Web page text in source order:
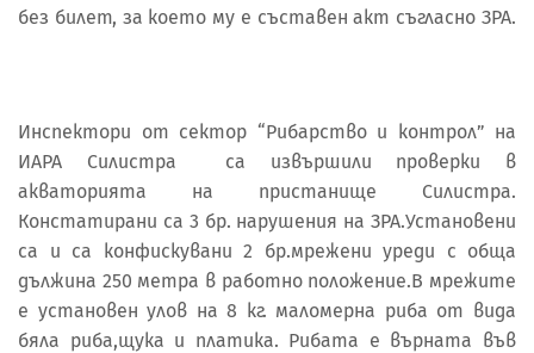
без билет, за което му е съставен акт съгласно ЗРА.
Инспектори от сектор “Рибарство и контрол” на
ИАРА Силистра са извършили проверки в
акваторията на пристанище Силистра.
Констатирани са 3 бр. нарушения на ЗРА.Установени
са и са конфискувани 2 бр.мрежени уреди с обща
дължина 250 метра в работно положение.В мрежите
е установен улов на 8 кг. маломерна риба от вида
бяла риба,щука и платика. Рибата е върната във